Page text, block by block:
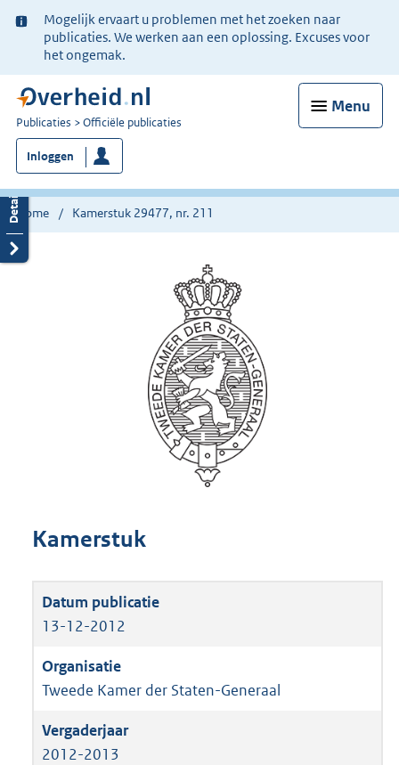
Ter
informatie:
Mogelijk ervaart u problemen met het zoeken naar
publicaties. We werken aan een oplossing. Excuses voor
het ongemak.
Menu
U
bent
nu
hier:
Publicaties Officiële publicaties
Inloggen
Home Kamerstuk 29477, nr. 211
Kamerstuk
13-12-2012
Tweede Kamer der Staten-Generaal
2012-2013